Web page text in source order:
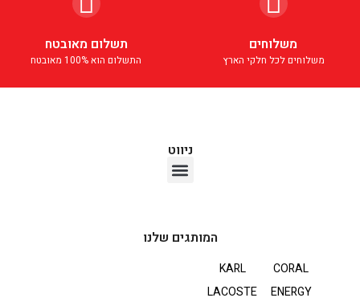
משלוחים
משלוחים לכל חלקי הארץ
תשלום מאובטח
התשלום הוא 100% מאובטח
ניווט
המותגים שלנו
CORAL
ENERGY
KARL
LACOSTE